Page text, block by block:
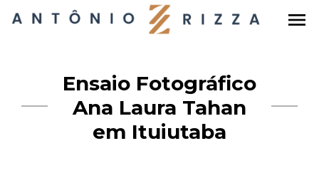
menu
Ensaio Fotográfico
Ana Laura Tahan
em Ituiutaba